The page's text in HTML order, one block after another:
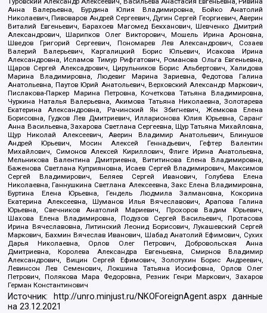
Анна Валерьевна, Бурдина Юлия Владимировна, Бойко Анатолий
Николаевич, Пивоваров Андрей Сергеевич, Дугин Сергей Георгиевич, Аверин
Виталий Евгеньевич, Барахоев Магомед Бекханович, Шевченко Дмитрий
Александрович, Шарипков Олег Викторович, Мошель Ирина Ароновна,
Шведов Григорий Сергеевич, Пономарев Лев Александрович, Созаев
Валерий Валерьевич, Каргалицкий Борис Юльевич, Исакова Ирина
Александровна, Исламов Тимур Рифгатович, Романова Ольга Евгеньевна,
Щаров Сергей Алексадрович, Цирульников Борис Альбертович, Халидова
Марина Владимировна, Людевиг Марина Зариевна, Федотова Галина
Анатольевна, Паутов Юрий Анатольевич, Верховский Александр Маркович,
Пислакова-Паркер Марина Петровна, Кочеткова Татьяна Владимировна,
Чуркина Наталья Валерьевна, Акимова Татьяна Николаевна, Золотарева
Екатерина Александровна, Рачинский Ян Збигневич, Жемкова Елена
Борисовна, Гудков Лев Дмитриевич, Илларионова Юлия Юрьевна, Саранг
Анна Васильевна, Захарова Светлана Сергеевна, Щур Татьяна Михайловна,
Щур Николай Алексеевич, Аверин Владимир Анатольевич, Блинушов
Андрей Юрьевич, Мосин Алексей Геннадьевич, Гефтер Валентин
Михайлович, Симонов Алексей Кириллович, Флиге Ирина Анатольевна,
Мельникова Валентина Дмитриевна, Вититинова Елена Владимировна,
Баженова Светлана Куприяновна, Исаев Сергей Владимирович, Максимов
Сергей Владимирович, Беляев Сергей Иванович, Голубева Елена
Николаевна, Ганнушкина Светлана Алексеевна, Закс Елена Владимировна,
Буртина Елена Юрьевна, Гендель Людмила Залмановна, Кокорина
Екатерина Алексеевна, Шуманов Илья Вячеславович, Арапова Галина
Юрьевна, Свечников Анатолий Мариевич, Прохоров Вадим Юрьевич,
Шахова Елена Владимировна, Подузов Сергей Васильевич, Протасова
Ирина Вячеславовна, Литинский Леонид Борисович, Лукашевский Сергей
Маркович, Бахмин Вячеслав Иванович, Шабад Анатолий Ефимович, Сухих
Дарья Николаевна, Орлов Олег Петрович, Добровольская Анна
Дмитриевна, Королева Александра Евгеньевна, Смирнов Владимир
Александрович, Вицин Сергей Ефимович, Золотухин Борис Андреевич,
Левинсон Лев Семенович, Локшина Татьяна Иосифовна, Орлов Олег
Петрович, Полякова Мара Федоровна, Резник Генри Маркович, Захаров
Герман Константинович
Источник: http://unro.minjust.ru/NKOForeignAgent.aspxданные
на23.12.2021